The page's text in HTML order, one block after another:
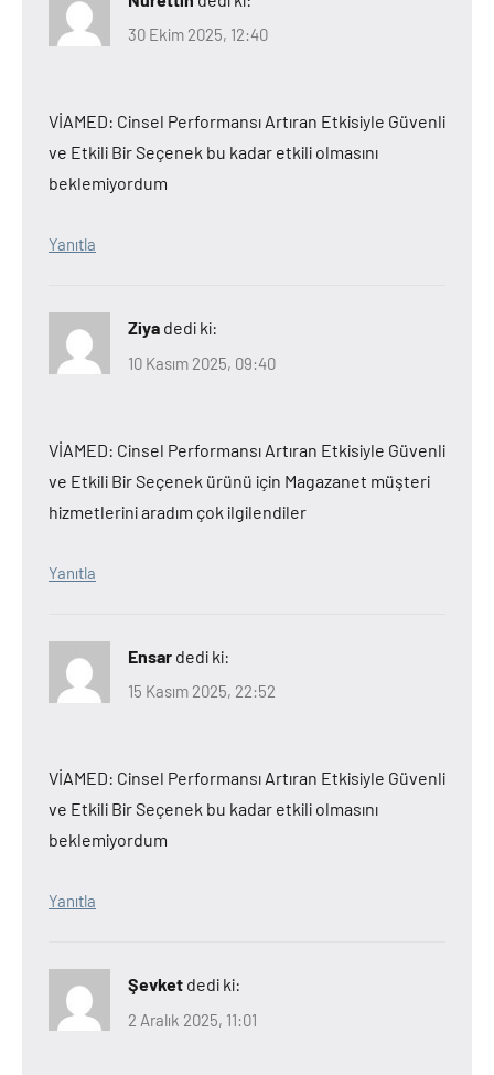
30 Ekim 2025, 12:40
VİAMED: Cinsel Performansı Artıran Etkisiyle Güvenli
ve Etkili Bir Seçenek bu kadar etkili olmasını
beklemiyordum
Yanıtla
Ziya dedi ki:
10 Kasım 2025, 09:40
VİAMED: Cinsel Performansı Artıran Etkisiyle Güvenli
ve Etkili Bir Seçenek ürünü için Magazanet müşteri
hizmetlerini aradım çok ilgilendiler
Yanıtla
Ensar dedi ki:
15 Kasım 2025, 22:52
VİAMED: Cinsel Performansı Artıran Etkisiyle Güvenli
ve Etkili Bir Seçenek bu kadar etkili olmasını
beklemiyordum
Yanıtla
Şevket dedi ki:
2 Aralık 2025, 11:01